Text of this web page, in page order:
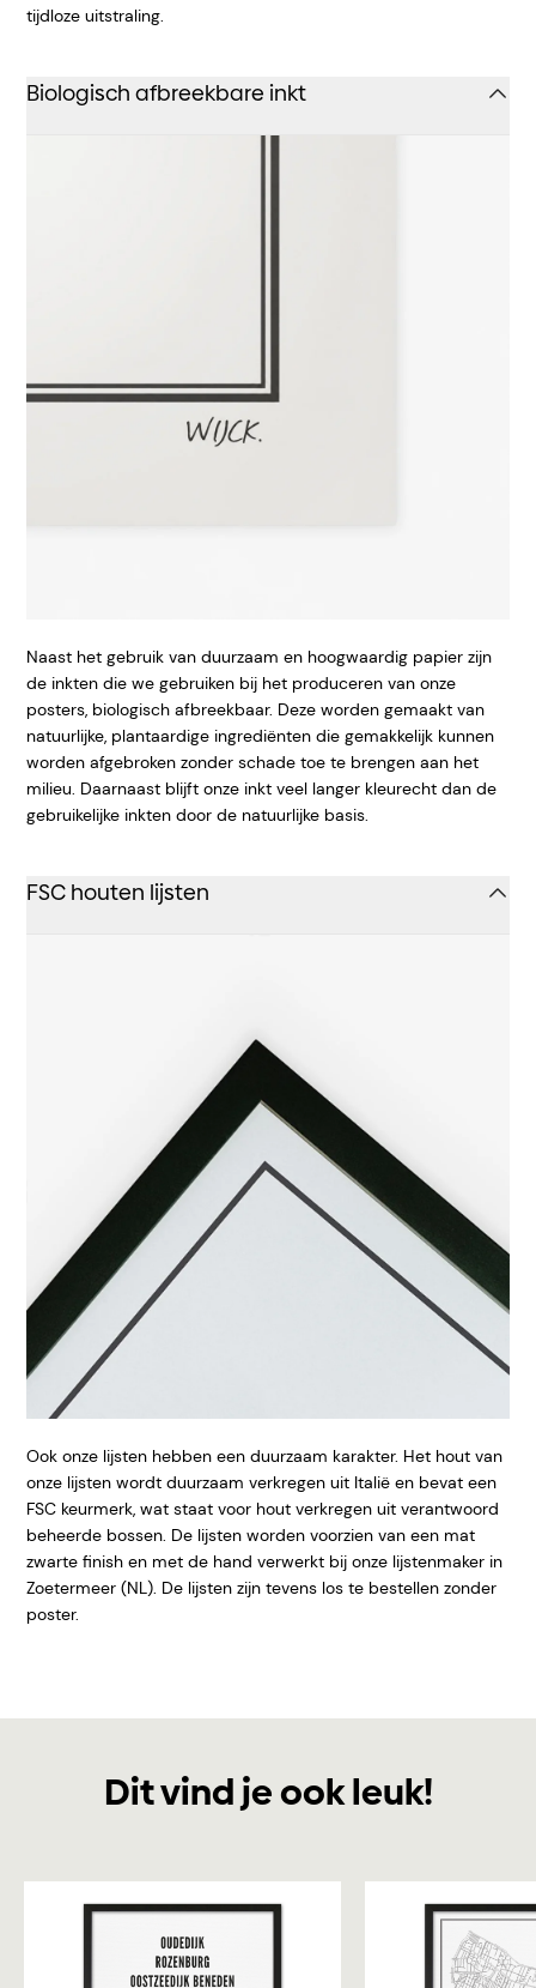
tijdloze uitstraling.
Biologisch afbreekbare inkt
Naast het gebruik van duurzaam en hoogwaardig papier zijn
de inkten die we gebruiken bij het produceren van onze
posters, biologisch afbreekbaar. Deze worden gemaakt van
natuurlijke, plantaardige ingrediënten die gemakkelijk kunnen
worden afgebroken zonder schade toe te brengen aan het
milieu. Daarnaast blijft onze inkt veel langer kleurecht dan de
gebruikelijke inkten door de natuurlijke basis.
FSC houten lijsten
Ook onze lijsten hebben een duurzaam karakter. Het hout van
onze lijsten wordt duurzaam verkregen uit Italië en bevat een
FSC keurmerk, wat staat voor hout verkregen uit verantwoord
beheerde bossen. De lijsten worden voorzien van een mat
zwarte finish en met de hand verwerkt bij onze lijstenmaker in
Zoetermeer (NL). De lijsten zijn tevens los te bestellen zonder
poster.
Dit vind je ook leuk!